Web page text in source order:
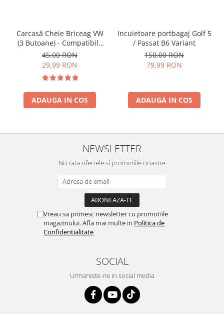
Carcasă Cheie Briceag VW
(3 Butoane) - Compatibilă
Golf 5, Jetta, Touran etc
45,00 RON
29,99 RON
ADAUGA IN COS
Incuietoare portbagaj Golf 5
/ Passat B6 Variant
150,00 RON
79,99 RON
ADAUGA IN COS
NEWSLETTER
Nu rata ofertele si promotiile noastre
Vreau sa primesc newsletter cu promotiile
magazinului. Afla mai multe in Politica de
Confidentialitate
SOCIAL
Urmareste-ne in social media